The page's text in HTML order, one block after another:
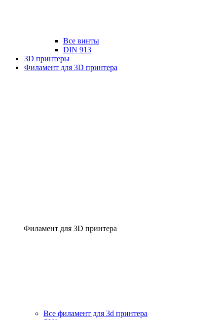
Все винты
DIN 913
3D принтеры
Филамент для 3D принтера
Филамент для 3D принтера
Все филамент для 3d принтера